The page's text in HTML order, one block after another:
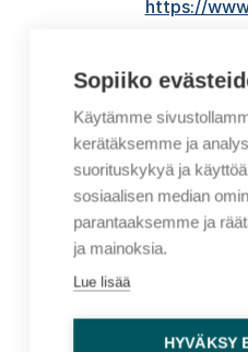
https://
https://
https://leica-
Sopiiko
Käytämme
kerätäksemme ja
suorituskykyä ja
sosiaalisen median
parantaaksemme ja
ja mainoksia.
Lue lisää
HYVÄKSY